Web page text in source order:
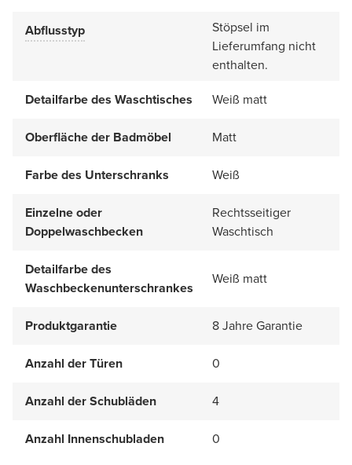
Abflusstyp
Stöpsel im
Lieferumfang nicht
enthalten.
Detailfarbe des Waschtisches
Weiß matt
Oberfläche der Badmöbel Matt
Farbe des Unterschranks Weiß
Einzelne oder
Doppelwaschbecken
Rechtsseitiger
Waschtisch
Detailfarbe des
Waschbeckenunterschrankes
Weiß matt
Produktgarantie 8 Jahre Garantie
Anzahl der Türen 0
Anzahl der Schubläden 4
Anzahl Innenschubladen 0